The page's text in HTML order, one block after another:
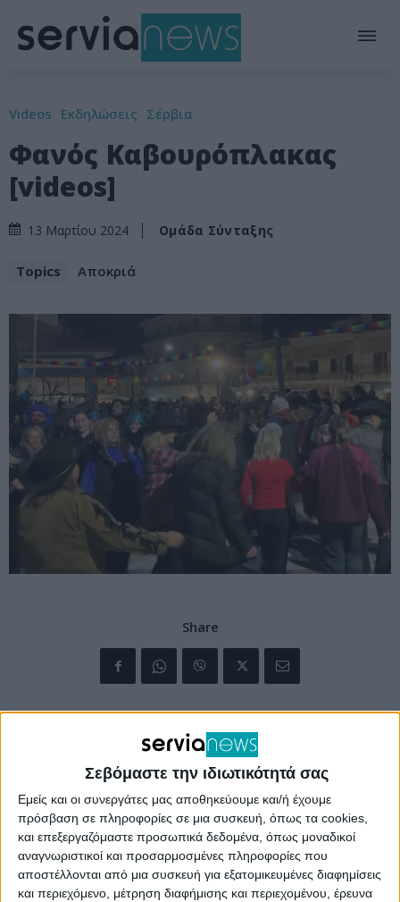
Σεβόμαστε την ιδιωτικότητά σας
Εμείς και οι συνεργάτες μας αποθηκεύουμε και/ή έχουμε
πρόσβαση σε πληροφορίες σε μια συσκευή, όπως τα cookies,
και επεξεργαζόμαστε προσωπικά δεδομένα, όπως μοναδικοί
αναγνωριστικοί και προσαρμοσμένες πληροφορίες που
αποστέλλονται από μια συσκευή για εξατομικευμένες διαφημίσεις
και περιεχόμενο, μέτρηση διαφήμισης και περιεχομένου, έρευνα
Videos Εκδηλώσεις Σέρβια
Φανός Καβουρόπλακας
[videos]
13 Μαρτίου 2024 Ομάδα Σύνταξης
Topics Αποκριά
Share